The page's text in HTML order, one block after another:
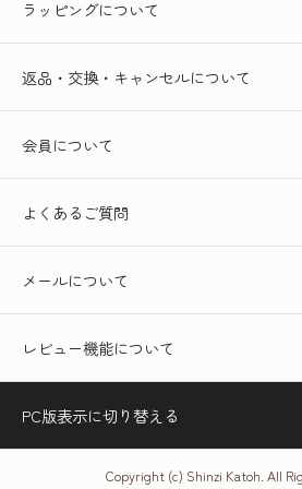
ラッピングについて
返品・交換・キャンセルについて
会員について
よくあるご質問
メールについて
レビュー機能について
PC版表示に切り替える
Copyright (c) Shinzi Katoh. All